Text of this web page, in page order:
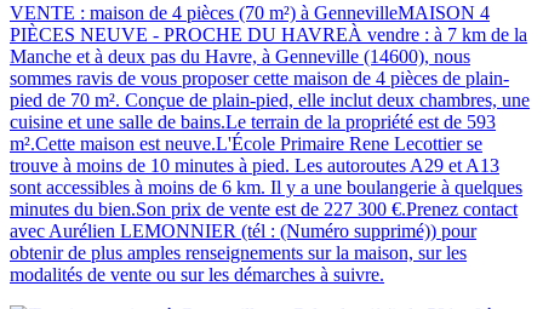
VENTE : maison de 4 pièces (70 m²) à GennevilleMAISON 4
PIÈCES NEUVE - PROCHE DU HAVREÀ vendre : à 7 km de la
Manche et à deux pas du Havre, à Genneville (14600), nous
sommes ravis de vous proposer cette maison de 4 pièces de plain-
pied de 70 m². Conçue de plain-pied, elle inclut deux chambres, une
cuisine et une salle de bains.Le terrain de la propriété est de 593
m².Cette maison est neuve.L'École Primaire Rene Lecottier se
trouve à moins de 10 minutes à pied. Les autoroutes A29 et A13
sont accessibles à moins de 6 km. Il y a une boulangerie à quelques
minutes du bien.Son prix de vente est de 227 300 €.Prenez contact
avec Aurélien LEMONNIER (tél : (Numéro supprimé)) pour
obtenir de plus amples renseignements sur la maison, sur les
modalités de vente ou sur les démarches à suivre.